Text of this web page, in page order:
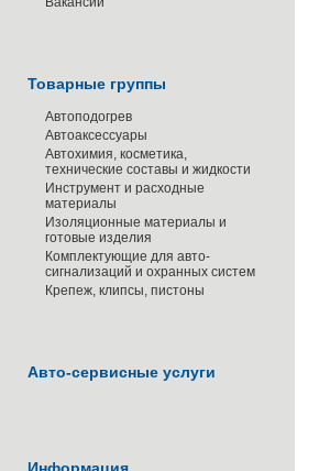
Товарные группы
Автоподогрев
Автоаксессуары
Автохимия, косметика,
технические составы и жидкости
Инструмент и расходные
материалы
Изоляционные материалы и
готовые изделия
Комплектующие для авто-
сигнализаций и охранных систем
Крепеж, клипсы, пистоны
Авто-сервисные услуги